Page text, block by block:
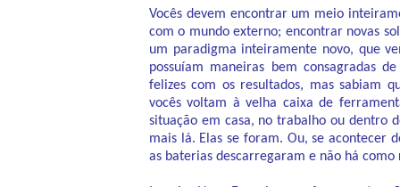
Vocês devem encontrar um meio
com o mundo externo; encontrar novas
um paradigma inteiramente novo, que
possuíam maneiras bem consagradas
felizes com os resultados, mas sabiam
vocês voltam à velha caixa de
situação em casa, no trabalho ou dentro
mais lá. Elas se foram. Ou, se acontecer
as baterias descarregaram e não há como